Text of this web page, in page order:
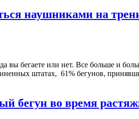
наушниками на
вы бегаете или нет. Все больше и
штатах, 61% бегунов,
бегун во время